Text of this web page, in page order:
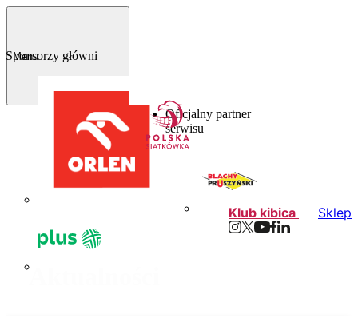
Menu
Sponsorzy główni
Oficjalny partner
serwisu
Klub kibica Sklep
Aktualności